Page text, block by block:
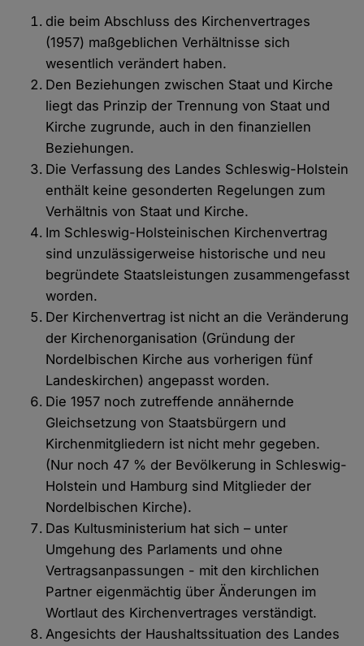
die beim Abschluss des Kirchenvertrages
(1957) maßgeblichen Verhältnisse sich
wesentlich verändert haben.
Den Beziehungen zwischen Staat und Kirche
liegt das Prinzip der Trennung von Staat und
Kirche zugrunde, auch in den finanziellen
Beziehungen.
Die Verfassung des Landes Schleswig-Holstein
enthält keine gesonderten Regelungen zum
Verhältnis von Staat und Kirche.
Im Schleswig-Holsteinischen Kirchenvertrag
sind unzulässigerweise historische und neu
begründete Staatsleistungen zusammengefasst
worden.
Der Kirchenvertrag ist nicht an die Veränderung
der Kirchenorganisation (Gründung der
Nordelbischen Kirche aus vorherigen fünf
Landeskirchen) angepasst worden.
Die 1957 noch zutreffende annähernde
Gleichsetzung von Staatsbürgern und
Kirchenmitgliedern ist nicht mehr gegeben.
(Nur noch 47 % der Bevölkerung in Schleswig-
Holstein und Hamburg sind Mitglieder der
Nordelbischen Kirche).
Das Kultusministerium hat sich – unter
Umgehung des Parlaments und ohne
Vertragsanpassungen - mit den kirchlichen
Partner eigenmächtig über Änderungen im
Wortlaut des Kirchenvertrages verständigt.
Angesichts der Haushaltssituation des Landes